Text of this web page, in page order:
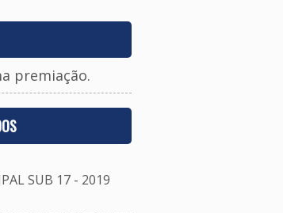
premiação.
SUB 17 - 2019